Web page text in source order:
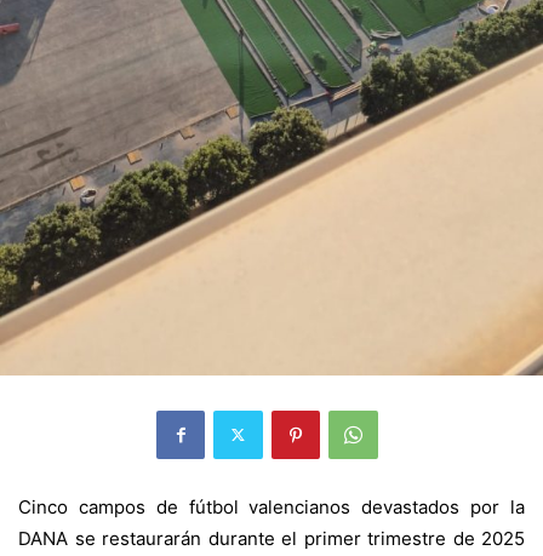
Cinco campos de fútbol valencianos devastados por la
DANA se restaurarán durante el primer trimestre de 2025